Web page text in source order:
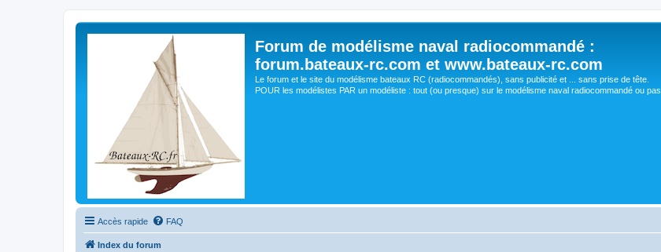
Forum de modélisme naval radiocommandé :
forum.bateaux-rc.com et www.bateaux-rc.com
Le forum et le site du modélisme bateaux RC (radiocommandés), sans publicité et ... sans prise de tête.
POUR les modélistes PAR un modéliste : tout (ou presque) sur le modélisme naval radiocommandé ou pas.
Accès rapide FAQ
Index du forum